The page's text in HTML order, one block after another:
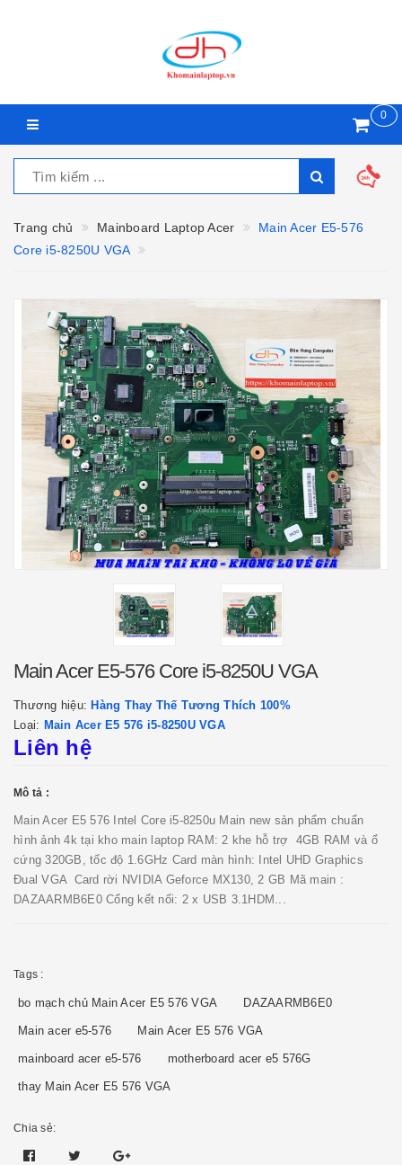
0
Trang chủ Mainboard Laptop Acer
Main Acer E5-576
Core i5-8250U VGA
Main Acer E5-576 Core i5-8250U VGA
Thương hiệu: Hàng Thay Thế Tương Thích 100%
Loại: Main Acer E5 576 i5-8250U VGA
Liên hệ
Mô tả :
Main Acer E5 576 Intel Core i5-8250u Main new sản phẩm chuẩn
hình ảnh 4k tại kho main laptop RAM: 2 khe hỗ trợ 4GB RAM và ổ
cứng 320GB, tốc độ 1.6GHz Card màn hình: Intel UHD Graphics
Đual VGA Card rời NVIDIA Geforce MX130, 2 GB Mã main :
DAZAARMB6E0 Cổng kết nối: 2 x USB 3.1HDM...
Tags :
bo mạch chủ Main Acer E5 576 VGA DAZAARMB6E0
Main acer e5-576 Main Acer E5 576 VGA
mainboard acer e5-576 motherboard acer e5 576G
thay Main Acer E5 576 VGA
Chia sẻ: